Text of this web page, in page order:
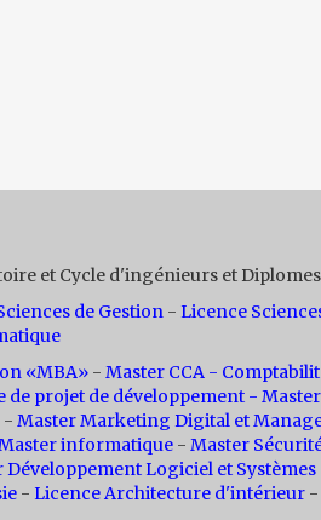
et Cycle d'ingénieurs et
de Gestion - Licence
«MBA» - Master CCA -
projet de développement -
- Master Marketing Digital et
informatique - Master
Développement Logiciel et
- Licence Architecture d'intérieur -